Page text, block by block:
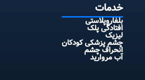
خدمات
بلفاروپلاستی
افتادگی پلک
لیزیک
چشم پزشکی کودکان
انحراف چشم
آب مروارید